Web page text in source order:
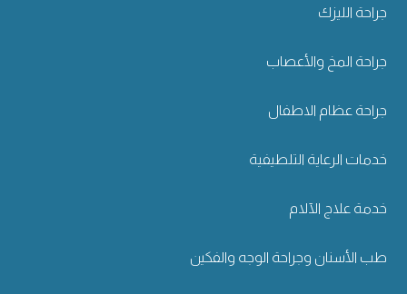
جراحة الليزك
جراحة المخ والأعصاب
جراحة عظام الاطفال
خدمات الرعاية التلطيفية
خدمة علاج الآلام
طب الأسنان وجراحة الوجه والفكين